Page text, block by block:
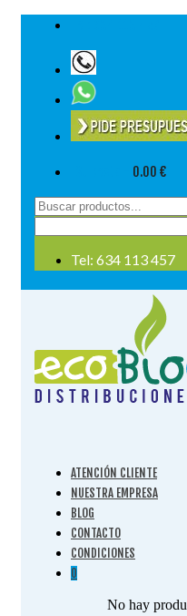
0.00 €
Tel: 634 113 457
ATENCIÓN CLIENTE
NUESTRA EMPRESA
BLOG
CONTACTO
CONDICIONES
0
No hay